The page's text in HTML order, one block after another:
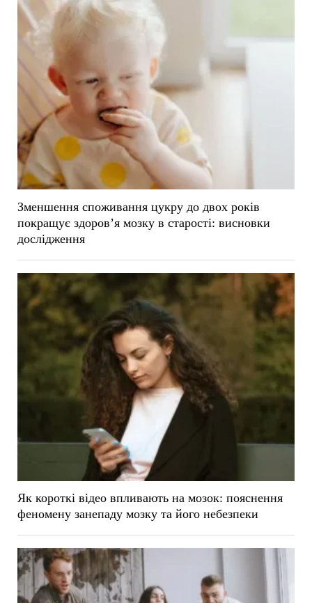
Зменшення споживання цукру до двох років
покращує здоров’я мозку в старості: висновки
дослідження
Як короткі відео впливають на мозок: пояснення
феномену занепаду мозку та його небезпеки